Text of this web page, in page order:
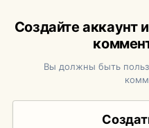
Создайте аккаунт
Вы должны быть